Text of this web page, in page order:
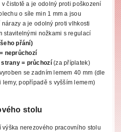
čistotě a je odolný proti poškození
o síle min 1 mm a jsou
a je odolný proti vlhkosti
stavitelnými nožkami s regulací
přání)
neprůchozí
strany= průchozí(za příplatek)
se zadním lemem 40 mm (dle
lemy, popřípadě s vyšším lemem)
stolu
výška nerezového pracovního stolu